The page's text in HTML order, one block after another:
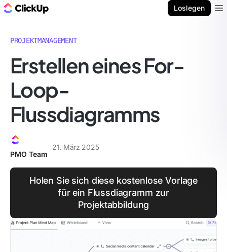
Loslegen
PROJEKTMANAGEMENT
Erstellen eines For-
Loop-
Flussdiagramms
PMO Team
21. März 2025
Holen Sie sich diese kostenlose Vorlage
für ein Flussdiagramm zur
Projektabbildung